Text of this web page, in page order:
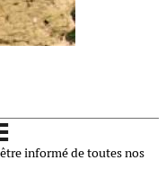
informé de toutes nos